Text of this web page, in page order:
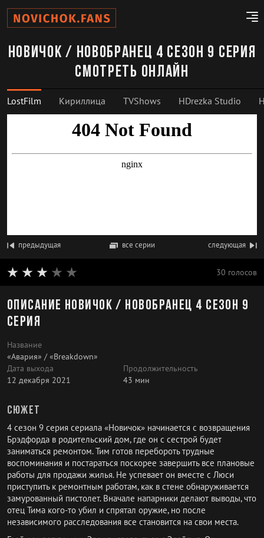
Новичок / Новобранец 4 сезон 9 серия
смотреть онлайн
LostFilm Кириллица TVShows HDrezka Studio
предыдущая все серии следующая
30 голосов
Описание Новичок / Новобранец 4 сезон 9
серия
Название
«Авария» / «Breakdown»
Дата выхода
12 декабря 2021
Продолжительность
43 мин
Сюжет
4 сезон 9 серия сериала «Новичок» начинается с возвращения
Брэдфорда в родительский дом, где он с сестрой будет
заниматься ремонтом. Тим готов перебороть трудные
воспоминания и постараться поскорее завершить все плановые
работы для продажи жилья. Не успевает он вместе с Люси
приступить к ремонтным работам, как в стене обнаруживается
замурованный пистолет. Вначале напарники делают выводы, что
отец Тима кого-то убил и спрятал оружие, но после
независимого расследования все становится на свои места.